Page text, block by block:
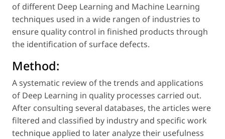
of different Deep Learning and Machine Learning
techniques used in a wide rangen of industries to
ensure quality control in finished products through
the identification of surface defects.
Method:
A systematic review of the trends and applications
of Deep Learning in quality processes carried out.
After consulting several databases, the articles were
filtered and classified by industry and specific work
technique applied to later analyze their usefulness